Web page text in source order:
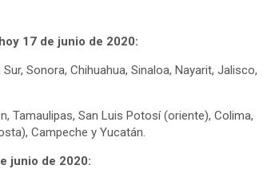
17 de junio de 2020:
Sonora, Chihuahua, Sinaloa, Nayarit, Jalisco,
Tamaulipas, San Luis Potosí (oriente), Colima,
Campeche y Yucatán.
junio de 2020: